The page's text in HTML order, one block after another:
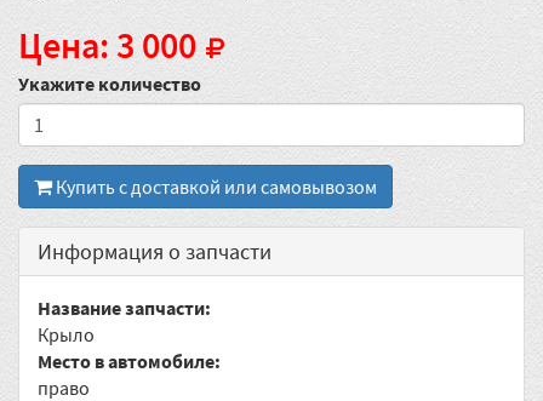
Цена: 3 000
Укажите количество
Купить с доставкой или самовывозом
Информация о запчасти
Название запчасти:
Крыло
Место в автомобиле:
право